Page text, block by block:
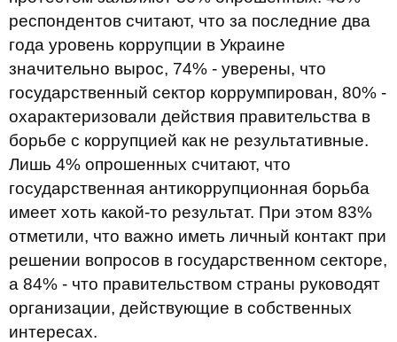
респондентов считают, что за последние два
года уровень коррупции в Украине
значительно вырос, 74% - уверены, что
государственный сектор коррумпирован, 80% -
охарактеризовали действия правительства в
борьбе с коррупцией как не результативные.
Лишь 4% опрошенных считают, что
государственная антикоррупционная борьба
имеет хоть какой-то результат. При этом 83%
отметили, что важно иметь личный контакт при
решении вопросов в государственном секторе,
а 84% - что правительством страны руководят
организации, действующие в собственных
интересах.